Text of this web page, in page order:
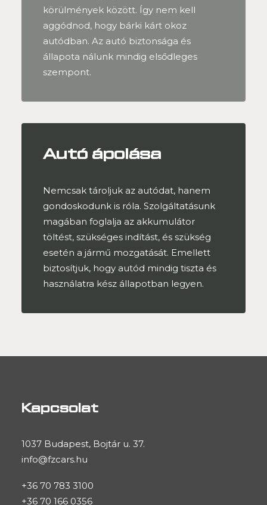
körülmények között. Így nem kell
aggódnod, hogy bárki kárt okoz
autódban. Az autó biztonsága és
állapota nálunk mindig elsődleges
szempont.
Autó ápolása
Nemcsak tároljuk az autódat, hanem
gondoskodunk is róla. Szolgáltatásunk
magában foglalja az akkumulátor
töltést, szükséges indítást, és szükség
esetén a jármű mozgatását. Emellett
biztosítjuk, hogy autód mindig tiszta és
használatra kész állapotban legyen.
Kapcsolat
1037 Budapest, Bojtár u. 37.
info@fzcars.hu
+36 70 783 3100
+36 70 166 0356